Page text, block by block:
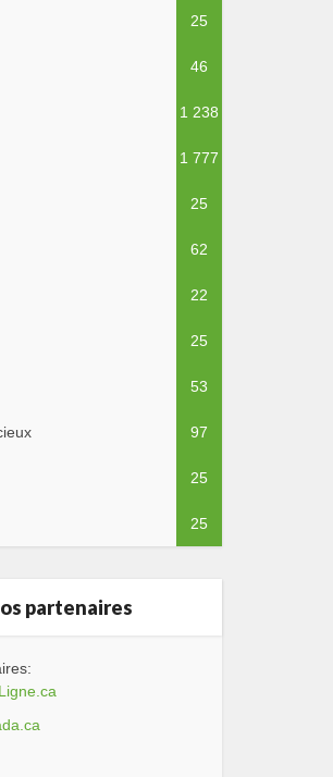
25
46
1 238
1 777
25
62
22
25
53
97
25
25
partenaires